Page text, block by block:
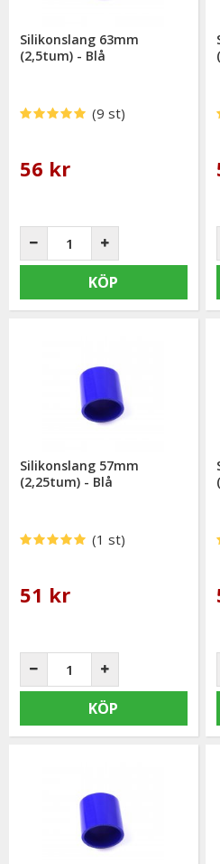
Silikonslang 63mm
(2,5tum) - Blå
(9 st)
56 kr
KÖP
Silikonslang 57mm
(2,25tum) - Blå
(1 st)
51 kr
KÖP